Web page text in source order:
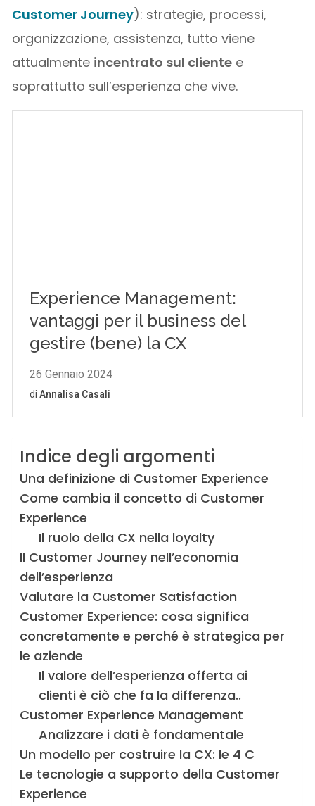
Customer Journey): strategie, processi,
organizzazione, assistenza, tutto viene
attualmente incentrato sul cliente e
soprattutto sull’esperienza che vive.
Indice degli argomenti
Una definizione di Customer Experience
Come cambia il concetto di Customer
Experience
Il ruolo della CX nella loyalty
Il Customer Journey nell’economia
dell’esperienza
Valutare la Customer Satisfaction
Customer Experience: cosa significa
concretamente e perché è strategica per
le aziende
Il valore dell’esperienza offerta ai
clienti è ciò che fa la differenza..
Customer Experience Management
Analizzare i dati è fondamentale
Un modello per costruire la CX: le 4 C
Le tecnologie a supporto della Customer
Experience